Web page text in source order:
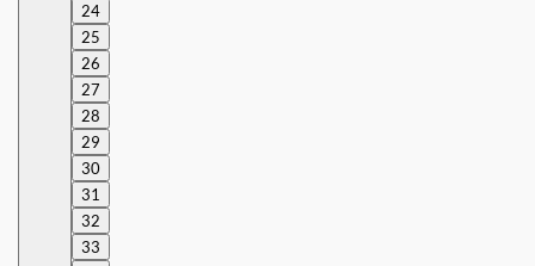
24
25
26
27
28
29
30
31
32
33